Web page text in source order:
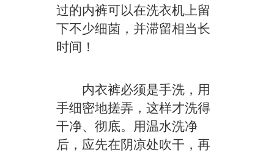
过的内裤可以在洗衣机上留
下不少细菌，并滞留相当长
时间！
内衣裤必须是手洗，用
手细密地搓弄，这样才洗得
干净、彻底。用温水洗净
后，应先在阴凉处吹干，再